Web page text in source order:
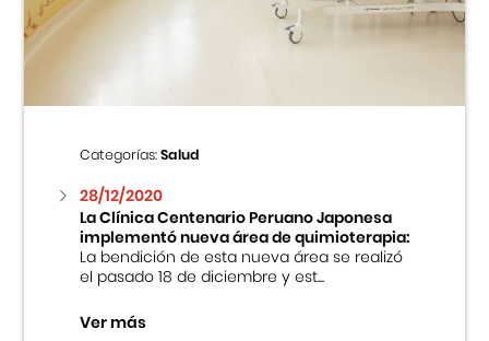
Centro Cultural Peruano Japonés
Museo de la Inmigración Japonesa
Fondo Editorial
Teatro Peruano Japonés
Categorías:Salud
28/12/2020
La Clínica Centenario Peruano Japonesa
implementó nueva área de quimioterapia:
La bendición de esta nueva área se realizó
el pasado 18 de diciembre y est...
Ver más